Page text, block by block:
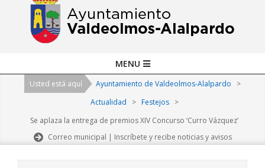
Navigation
MENU
Usted está aquí Ayuntamiento de Valdeolmos-Alalpardo
>
Actualidad
> Festejos
>
Se aplaza la entrega de premios XIV Concurso ‘Curro Vázquez’
Correo municipal | Inscríbete y recibe noticias y avisos